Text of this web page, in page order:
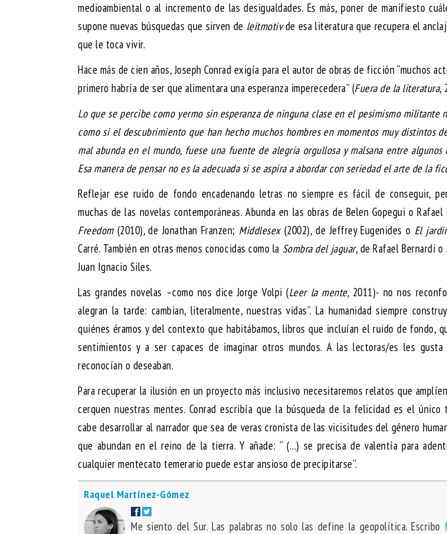
medioambiental o al incremento de las desigualdades. Es más, poner de manifiesto
supone nuevas búsquedas que sirven de leitmotivde esa literatura que recupera el
que le toca vivir.
Hace más de cien años, Joseph Conrad exigía para el autor de obras de ficción “muchos
primero habría de ser que alimentara una esperanza imperecedera” (Fuera de la literatura,
Lo que se percibe como yermo sin esperanza de ninguna clase en el pesimismo militante
como si el descubrimiento que han hecho muchos hombres en momentos muy distintos
mal abunda en el mundo, fuese una fuente de alegría orgullosa y malsana entre algunos
Esa manera de pensar no es la adecuada si se aspira a abordar con seriedad el arte de la
Reflejar ese ruido de fondo encadenando letras no siempre es fácil de conseguir,
muchas de las novelas contemporáneas. Abunda en las obras de Belen Gopegui o
Freedom (2010),de Jonathan Franzen; Middlesex(2002), de Jeffrey Eugenides o El
Carré. También en otras menos conocidas como la Sombra del jaguar, de Rafael Bernardi o
Juan Ignacio Siles.
Las grandes novelas –como nos dice Jorge Volpi (Leer la mente, 2011)- no nos
alegran la tarde: cambian, literalmente, nuestras vidas”. La humanidad siempre
quiénes éramos y del contexto que habitábamos, libros que incluían el ruido de fondo,
sentimientos y a ser capaces de imaginar otros mundos. A las lectoras/es les gusta
reconocían o deseaban.
Para recuperar la ilusión en un proyecto más inclusivo necesitaremos relatos que
cerquen nuestras mentes. Conrad escribía que la búsqueda de la felicidad es el
cabe desarrollar al narrador que sea de veras cronista de las vicisitudes del género
que abundan en el reino de la tierra. Y añade: “ (…) se precisa de valentía para
cualquier mentecato temerario puede estar ansioso de precipitarse”.
Raquel Martínez-Gómez
Me siento del Sur. Las palabras no solo las define la geopolítica. Escribo